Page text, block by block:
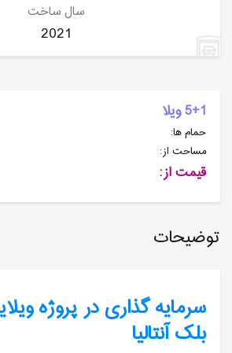
سال ساخت
2021
5+1 ویلا
حمام ها:
مساحت از:
قیمت از:
توضیحات
سرمایه گذاری در پروژه
بلک آنتالیا